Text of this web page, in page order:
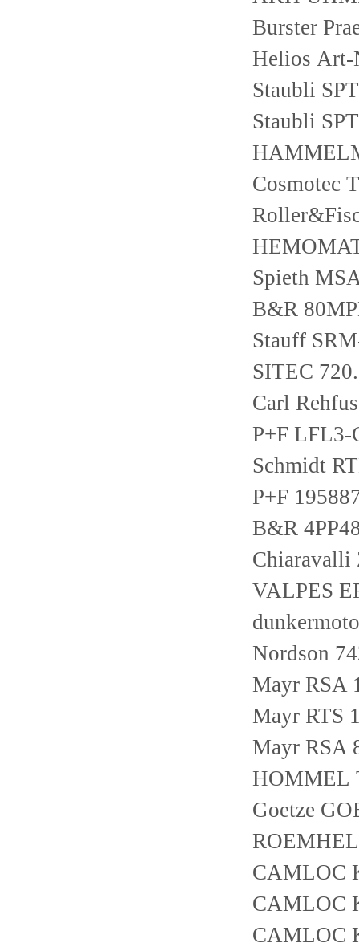
Burster
Helios Art-
Staubli
Staubli
Cosmotec
Spieth
B&R
Stauff
SITEC
Carl
P+F LFL3-
Schmidt
P+F
B&R
Chiaravalli
VALPES
Nordson
Mayr RSA
Mayr RTS
Mayr RSA
HOMMEL
Goetze
CAMLOC
CAMLOC
CAMLOC